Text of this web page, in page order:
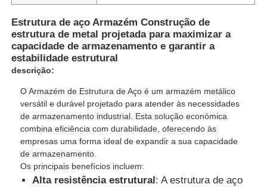
Casa
Produtos
Estrutura de aço Armazém Construção de
estrutura de metal projetada para maximizar a
capacidade de armazenamento e garantir a
estabilidade estrutural
descrição:
O Armazém de Estrutura de Aço é um armazém metálico
versátil e durável projetado para atender às necessidades
de armazenamento industrial. Esta solução económica
combina eficiência com durabilidade, oferecendo às
empresas uma forma ideal de expandir a sua capacidade
de armazenamento.
Os principais benefícios incluem:
Alta resistência estrutural: A estrutura de aço